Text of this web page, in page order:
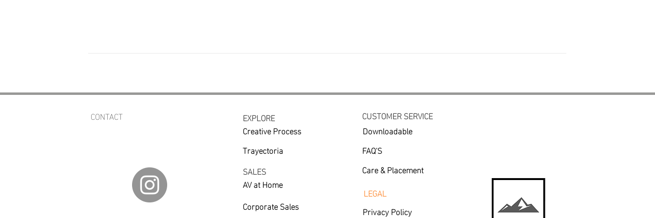
CONTACT
EXPLORE
Creative Process
Trayectoria
SALES
AV at Home
Corporate Sales
CUSTOMER SERVICE
Downloadable
FAQ'S
Care & Placement
LEGAL
Privacy Policy